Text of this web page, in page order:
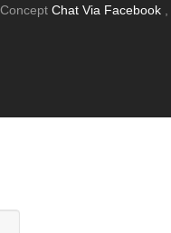
Chat Via Facebook